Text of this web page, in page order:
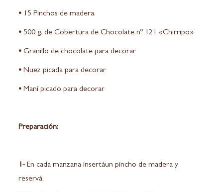
• 15 Pinchos de madera.
• 500 g. de Cobertura de Chocolate nº 121 «Chirripo»
• Granillo de chocolate para decorar
• Nuez picada para decorar
• Maní picado para decorar
Preparación:
1-En cada manzana insertáun pincho de madera y
reservá.